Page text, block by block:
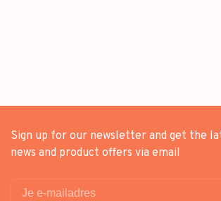
Sign up for our newsletter and get the
news and product offers via email